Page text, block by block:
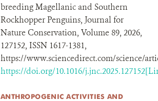
breeding Magellanic and Southern
Rockhopper Penguins, Journal for
Nature Conservation, Volume 89, 2026,
127152, ISSN 1617-1381,
https://www.sciencedirect.com/science/
https://doi.org/10.1016/
ANTHROPOGENIC ACTIVITIES AND